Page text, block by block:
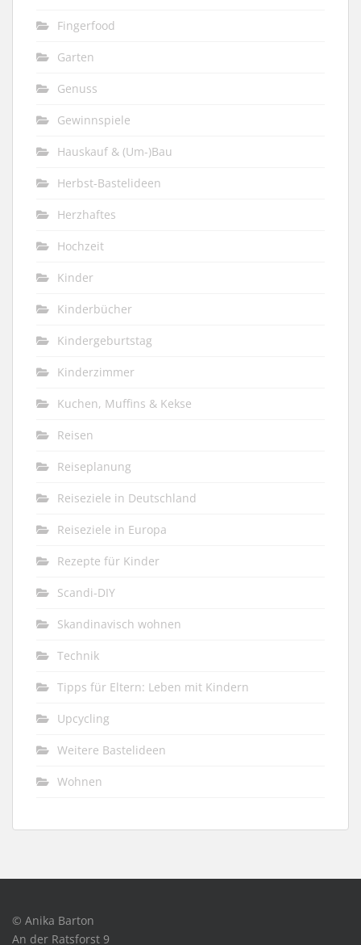
Fingerfood
Garten
Genuss
Gewinnspiele
Hauskauf & (Um-)Bau
Herbst-Bastelideen
Herzhaftes
Hochzeit
Kinder
Kinderbücher
Kindergeburtstag
Kinderzimmer
Kuchen, Muffins & Kekse
Reisen
Reiseplanung
Reiseziele in Deutschland
Reiseziele in Europa
Rezepte für Kinder
Scandi-DIY
Skandinavisch wohnen
Technik
Tipps für Eltern: Leben mit Kindern
Upcycling
Weitere Bastelideen
Wohnen
© Anika Barton
An der Ratsforst 9